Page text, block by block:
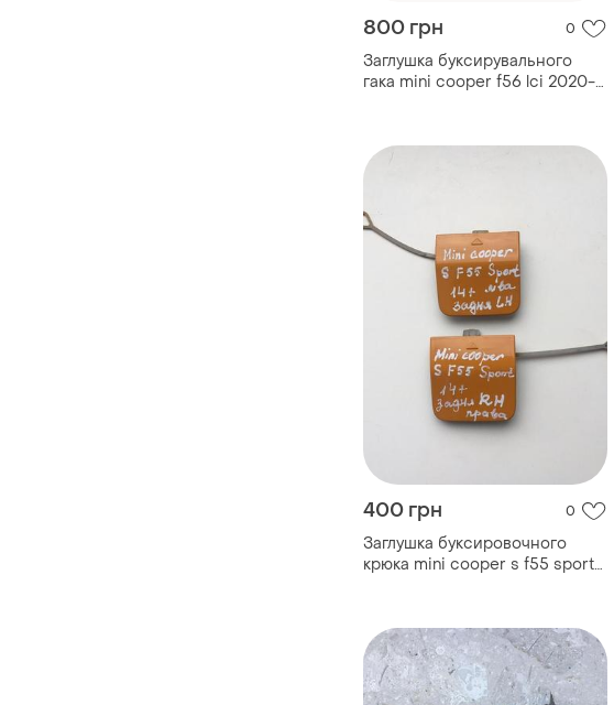
800 грн 0
Заглушка буксирувального
гака mini cooper f56 lci 2020-
400 грн 0
Заглушка буксировочного
крюка mini cooper s f55 sport